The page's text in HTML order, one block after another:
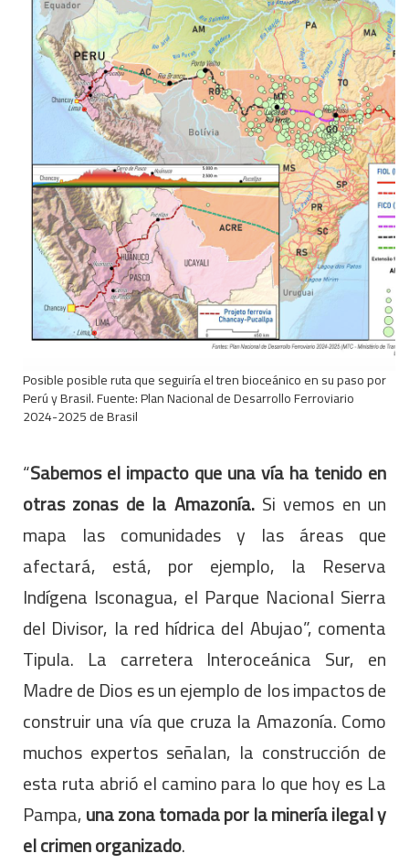
Posible posible ruta que seguiría el tren bioceánico en su paso por
Perú y Brasil. Fuente: Plan Nacional de Desarrollo Ferroviario
2024-2025 de Brasil
“Sabemos el impacto que una vía ha tenido en
otras zonas de la Amazonía.Si vemos en un
mapa las comunidades y las áreas que
afectará, está, por ejemplo, la Reserva
Indígena Isconagua, el Parque Nacional Sierra
del Divisor, la red hídrica del Abujao”, comenta
Tipula. La carretera Interoceánica Sur, en
Madre de Dios es un ejemplo de los impactos de
construir una vía que cruza la Amazonía. Como
muchos expertos señalan, la construcción de
esta ruta abrió el camino para lo que hoy es La
Pampa,una zona tomada por la minería ilegal y
el crimen organizado.